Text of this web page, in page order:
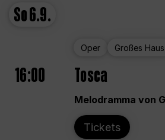
So6.9.
Oper Großes Haus
16:00 Tosca
Melodramma von
Tickets